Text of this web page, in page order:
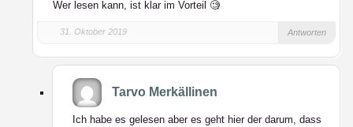
Wer lesen kann, ist klar im Vorteil 🧐
31. Oktober 2019 Antworten
Tarvo Merkällinen
Ich habe es gelesen aber es geht hier der darum, dass